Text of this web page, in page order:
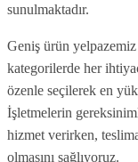
sunulmaktadır.
Geniş ürün
kategorilerde her
özenle seçilerek en
İşletmelerin
hizmet verirken,
olmasını sağlıyoruz.